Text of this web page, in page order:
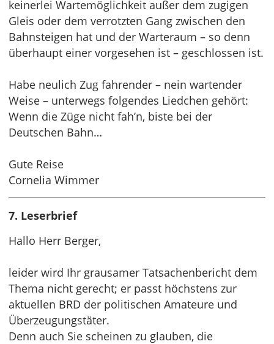
keinerlei Wartemöglichkeit außer dem zugigen
Gleis oder dem verrotzten Gang zwischen den
Bahnsteigen hat und der Warteraum – so denn
überhaupt einer vorgesehen ist – geschlossen ist.
Habe neulich Zug fahrender – nein wartender
Weise – unterwegs folgendes Liedchen gehört:
Wenn die Züge nicht fah’n, biste bei der
Deutschen Bahn…
Gute Reise
Cornelia Wimmer
7. Leserbrief
Hallo Herr Berger,
leider wird Ihr grausamer Tatsachenbericht dem
Thema nicht gerecht; er passt höchstens zur
aktuellen BRD der politischen Amateure und
Überzeugungstäter.
Denn auch Sie scheinen zu glauben, die